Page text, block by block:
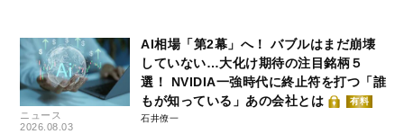
ニュース
2026.08.03
AI相場「第2幕」へ！ バブルはまだ崩壊
していない…大化け期待の注目銘柄５
選！ NVIDIA一強時代に終止符を打つ「誰
もが知っている」あの会社とは
有料
石井僚一